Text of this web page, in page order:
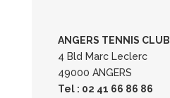
ANGERS TENNIS CLUB
4 Bld Marc Leclerc
49000 ANGERS
Tel : 02 41 66 86 86